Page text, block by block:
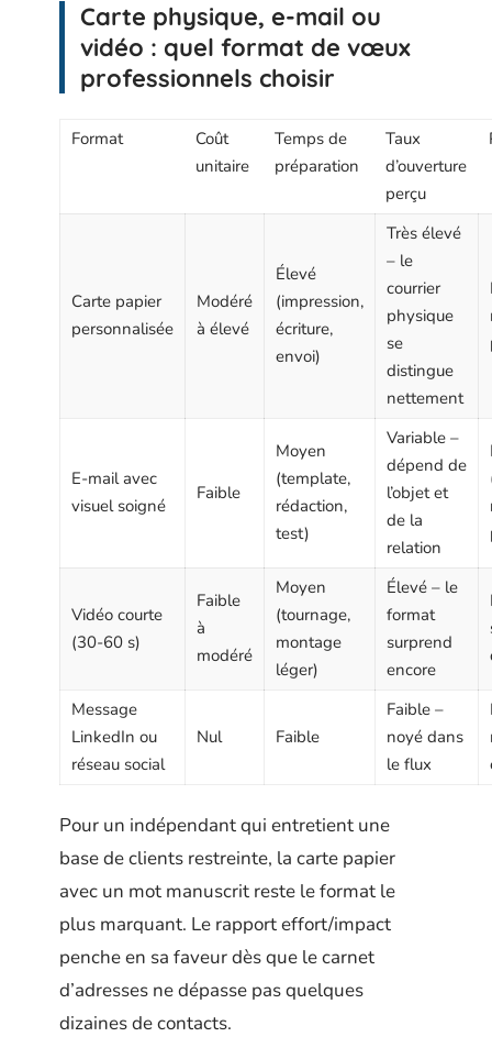
Carte physique, e-mail ou
vidéo : quel format de vœux
professionnels choisir
Format
Coût
unitaire
Temps de
préparation
Taux
d’ouverture
perçu
Carte papier
personnalisée
Modéré
à élevé
Élevé
(impression,
écriture,
envoi)
Très élevé
– le
courrier
physique
se
distingue
nettement
E-mail avec
visuel soigné
Faible
Moyen
(template,
rédaction,
test)
Variable –
dépend de
l’objet et
de la
relation
Vidéo courte
(30-60 s)
Faible
à
modéré
Moyen
(tournage,
montage
léger)
Élevé – le
format
surprend
encore
Message
LinkedIn ou
réseau social
Nul Faible
Faible –
noyé dans
le flux
Pour un indépendant qui entretient une
base de clients restreinte, la carte papier
avec un mot manuscrit reste le format le
plus marquant. Le rapport effort/impact
penche en sa faveur dès que le carnet
d’adresses ne dépasse pas quelques
dizaines de contacts.